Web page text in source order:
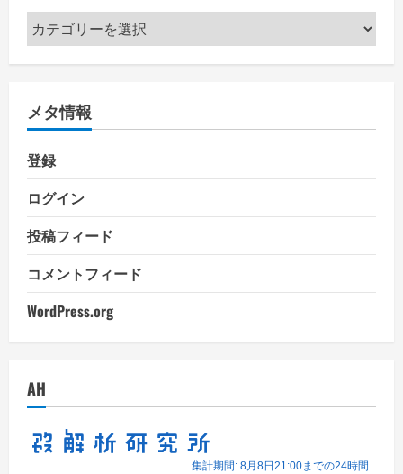
カ
テ
ー
メタ情報
登録
ログイン
投稿フィード
コメントフィード
WordPress.org
AH